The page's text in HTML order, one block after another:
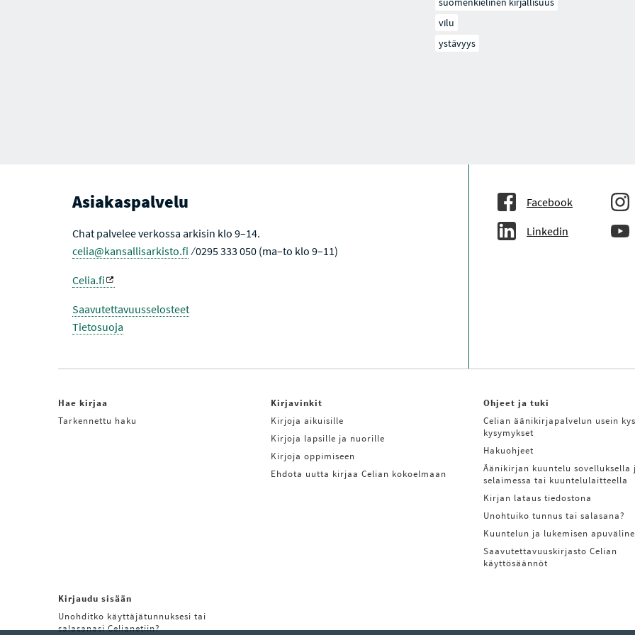
vilu
ystävyys
Asiakaspalvelu
Chat palvelee verkossa arkisin klo 9–14.
celia@kansallisarkisto.fi ⁄ 0295 333 050 (ma–to klo 9–11)
Celia.fi
Saavutettavuusselosteet
Tietosuoja
Facebook
Linkedin
Hae kirjaa
Tarkennettu haku
Kirjavinkit
Kirjoja aikuisille
Kirjoja lapsille ja nuorille
Kirjoja oppimiseen
Ehdota uutta kirjaa Celian kokoelmaan
Ohjeet ja tuki
Celian äänikirjapalvelun usein
kysymykset
Hakuohjeet
Äänikirjan kuuntelu sovelluksella
selaimessa tai kuuntelulaitteella
Kirjan lataus tiedostona
Unohtuiko tunnus tai salasana?
Kuuntelun ja lukemisen
Saavutettavuuskirjasto Celian
käyttösäännöt
Kirjaudu sisään
Unohditko käyttäjätunnuksesi tai
salasanasi Celianetiin?